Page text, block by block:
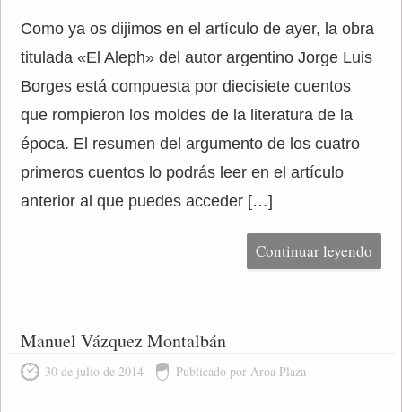
Como ya os dijimos en el artículo de ayer, la obra
titulada «El Aleph» del autor argentino Jorge Luis
Borges está compuesta por diecisiete cuentos
que rompieron los moldes de la literatura de la
época. El resumen del argumento de los cuatro
primeros cuentos lo podrás leer en el artículo
anterior al que puedes acceder […]
Continuar leyendo
Manuel Vázquez Montalbán
30 de julio de 2014 Publicado por Aroa Plaza